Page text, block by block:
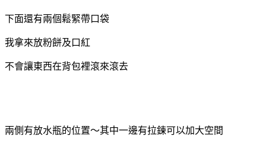
下面還有兩個鬆緊帶口袋
我拿來放粉餅及口紅
不會讓東西在背包裡滾來滾去
兩側有放水瓶的位置～其中一邊有拉鍊可以加大空間